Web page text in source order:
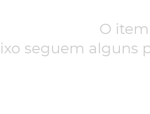
O
seguem alguns